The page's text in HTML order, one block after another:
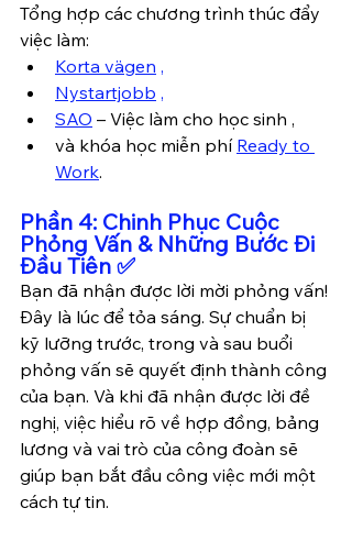
Tổng hợp các chương trình thúc đẩy
việc làm:
Korta vägen ,
Nystartjobb ,
SAO – Việc làm cho học sinh ,
và khóa học miễn phí Ready to
Work.
Phần 4: Chinh Phục Cuộc
Phỏng Vấn & Những Bước Đi
Đầu Tiên ✅
Bạn đã nhận được lời mời phỏng vấn!
Đây là lúc để tỏa sáng. Sự chuẩn bị
kỹ lưỡng trước, trong và sau buổi
phỏng vấn sẽ quyết định thành công
của bạn. Và khi đã nhận được lời đề
nghị, việc hiểu rõ về hợp đồng, bảng
lương và vai trò của công đoàn sẽ
giúp bạn bắt đầu công việc mới một
cách tự tin.